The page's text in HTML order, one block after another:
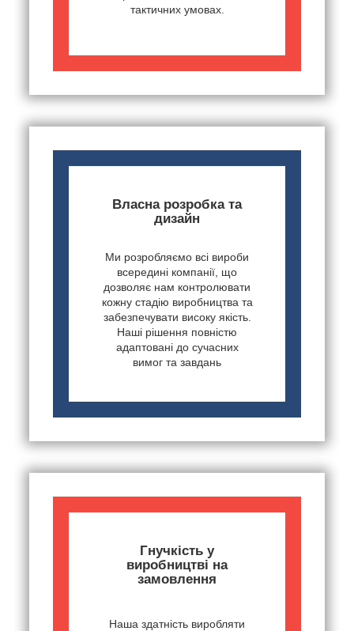
тактичних умовах.
Власна розробка та
дизайн
Ми розробляємо всі вироби
всередині компанії, що
дозволяє нам контролювати
кожну стадію виробництва та
забезпечувати високу якість.
Наші рішення повністю
адаптовані до сучасних
вимог та завдань
Гнучкість у
виробництві на
замовлення
Наша здатність виробляти